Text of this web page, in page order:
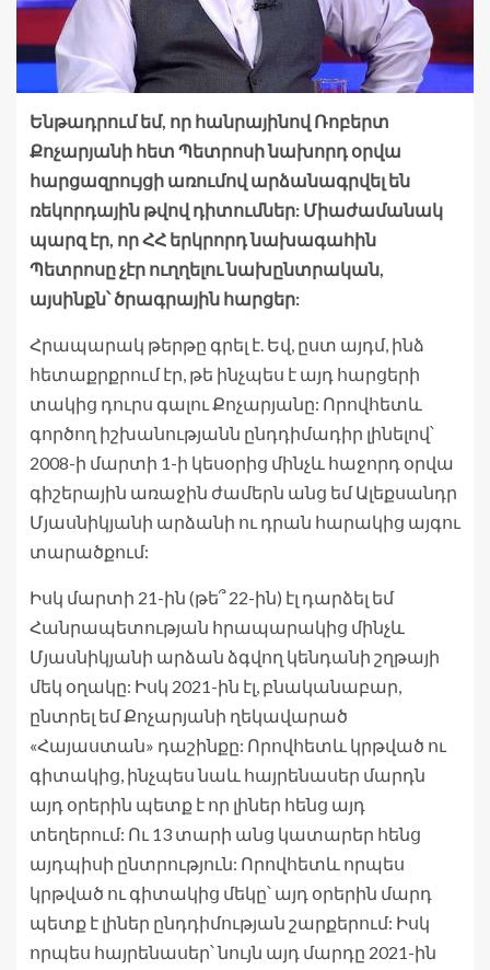
Ենթադրում եմ, որ հանրայինով Ռոբերտ
Քոչարյանի հետ Պետրոսի նախորդ օրվա
հարցազրույցի առումով արձանագրվել են
ռեկորդային թվով դիտումներ: Միաժամանակ
պարզ էր, որ ՀՀ երկրորդ նախագահին
Պետրոսը չէր ուղղելու նախընտրական,
այսինքն՝ ծրագրային հարցեր:
Հրապարակ թերթը գրել է. Եվ, ըստ այդմ, ինձ
հետաքրքրում էր, թե ինչպես է այդ հարցերի
տակից դուրս գալու Քոչարյանը: Որովհետև
գործող իշխանությանն ընդդիմադիր լինելով՝
2008-ի մարտի 1-ի կեսօրից մինչև հաջորդ օրվա
գիշերային առաջին ժամերն անց եմ Ալեքսանդր
Մյասնիկյանի արձանի ու դրան հարակից այգու
տարածքում:
Իսկ մարտի 21-ին (թե՞ 22-ին) էլ դարձել եմ
Հանրապետության հրապարակից մինչև
Մյասնիկյանի արձան ձգվող կենդանի շղթայի
մեկ օղակը: Իսկ 2021-ին էլ, բնականաբար,
ընտրել եմ Քոչարյանի ղեկավարած
«Հայաստան» դաշինքը: Որովհետև կրթված ու
գիտակից, ինչպես նաև հայրենասեր մարդն
այդ օրերին պետք է որ լիներ հենց այդ
տեղերում: Ու 13 տարի անց կատարեր հենց
այդպիսի ընտրություն: Որովհետև որպես
կրթված ու գիտակից մեկը՝ այդ օրերին մարդ
պետք է լիներ ընդդիմության շարքերում: Իսկ
որպես հայրենասեր՝ նույն այդ մարդը 2021-ին